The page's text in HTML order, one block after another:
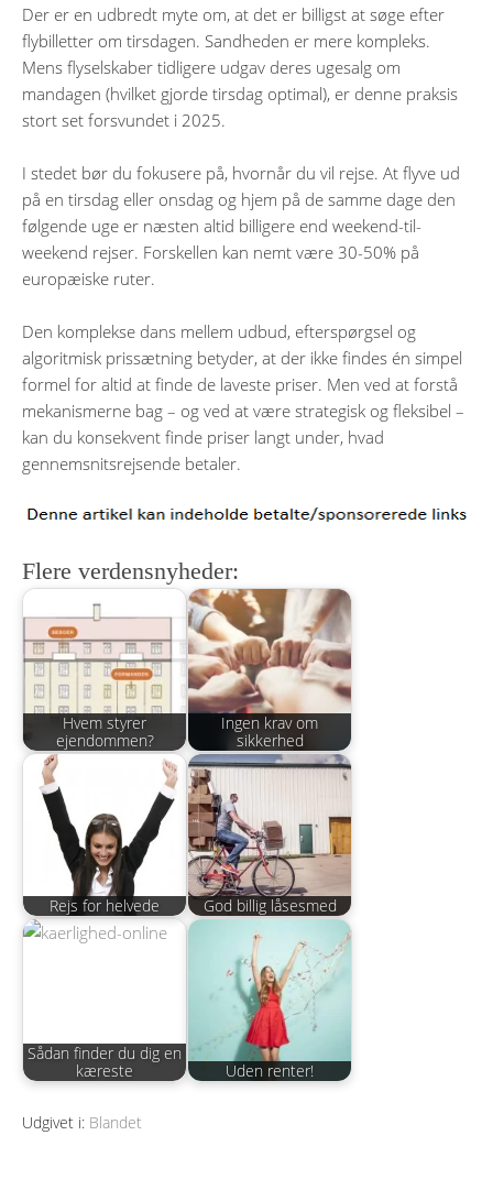
Der er en udbredt myte om, at det er billigst at søge efter
flybilletter om tirsdagen. Sandheden er mere kompleks.
Mens flyselskaber tidligere udgav deres ugesalg om
mandagen (hvilket gjorde tirsdag optimal), er denne praksis
stort set forsvundet i 2025.
I stedet bør du fokusere på, hvornår du vil rejse. At flyve ud
på en tirsdag eller onsdag og hjem på de samme dage den
følgende uge er næsten altid billigere end weekend-til-
weekend rejser. Forskellen kan nemt være 30-50% på
europæiske ruter.
Den komplekse dans mellem udbud, efterspørgsel og
algoritmisk prissætning betyder, at der ikke findes én simpel
formel for altid at finde de laveste priser. Men ved at forstå
mekanismerne bag – og ved at være strategisk og fleksibel –
kan du konsekvent finde priser langt under, hvad
gennemsnitsrejsende betaler.
Flere verdensnyheder:
Hvem styrer
ejendommen?
Ingen krav om
sikkerhed
Rejs for helvede God billig låsesmed
Sådan finder du dig en
kæreste
Uden renter!
Udgivet i: Blandet